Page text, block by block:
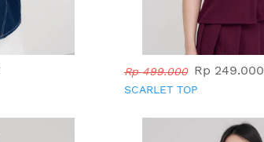
Rp 499.000 Rp 249.000
SCARLET TOP